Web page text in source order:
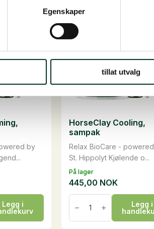
Egenskaper
tillat utvalg
by
Legg i
På lager
Relax BioCare -
St. Hippolyt Kjølende o...
HorseClay Cooling,
sampak
445,00 NOK
HorseClay
Cooling,
sampak
antall
Legg i